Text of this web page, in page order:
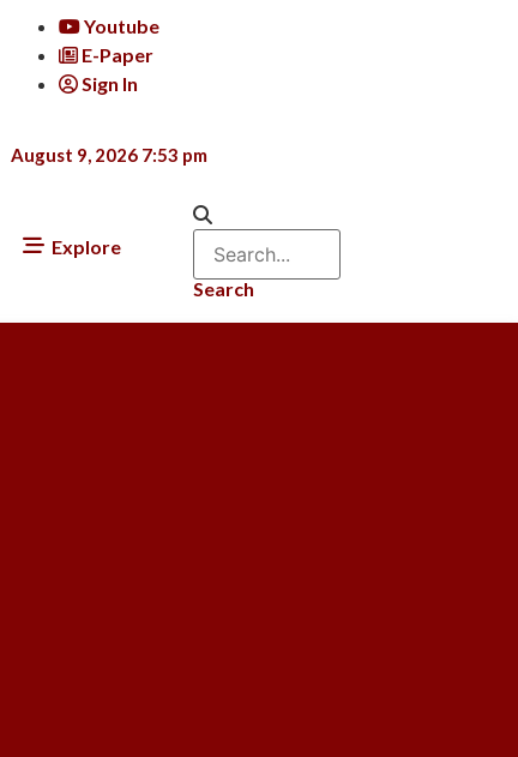
Youtube
E-Paper
Sign In
August 9, 2026 7:53 pm
Explore
Search